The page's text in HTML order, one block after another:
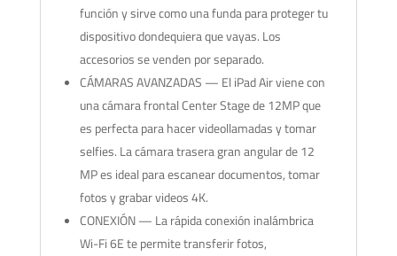
función y sirve como una funda para proteger tu
dispositivo dondequiera que vayas. Los
accesorios se venden por separado.
CÁMARAS AVANZADAS — El iPad Air viene con
una cámara frontal Center Stage de 12MP que
es perfecta para hacer videollamadas y tomar
selfies. La cámara trasera gran angular de 12
MP es ideal para escanear documentos, tomar
fotos y grabar videos 4K.
CONEXIÓN — La rápida conexión inalámbrica
Wi-Fi 6E te permite transferir fotos,